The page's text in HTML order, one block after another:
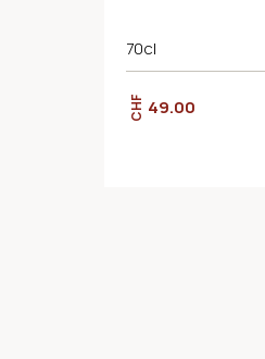
70cl
CHF 49.00